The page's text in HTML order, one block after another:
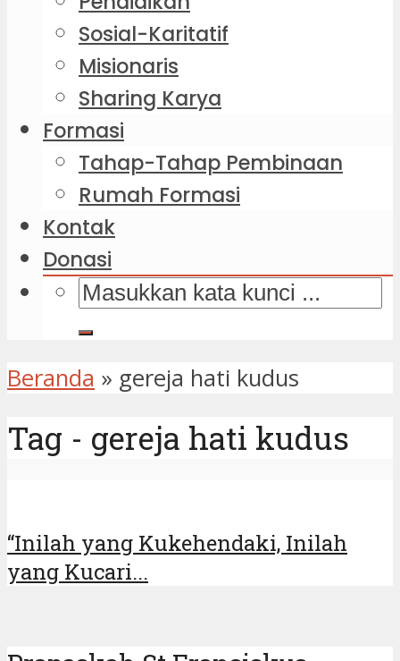
Sosial-Karitatif
Misionaris
Sharing Karya
Formasi
Tahap-Tahap Pembinaan
Rumah Formasi
Kontak
Donasi
Beranda » gereja hati kudus
Tag - gereja hati kudus
“Inilah yang Kukehendaki, Inilah
yang Kucari...